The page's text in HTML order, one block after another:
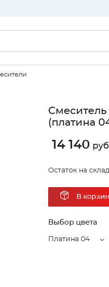
(платина
14 140
Остаток на
В
Выбор цвета
Платина 04